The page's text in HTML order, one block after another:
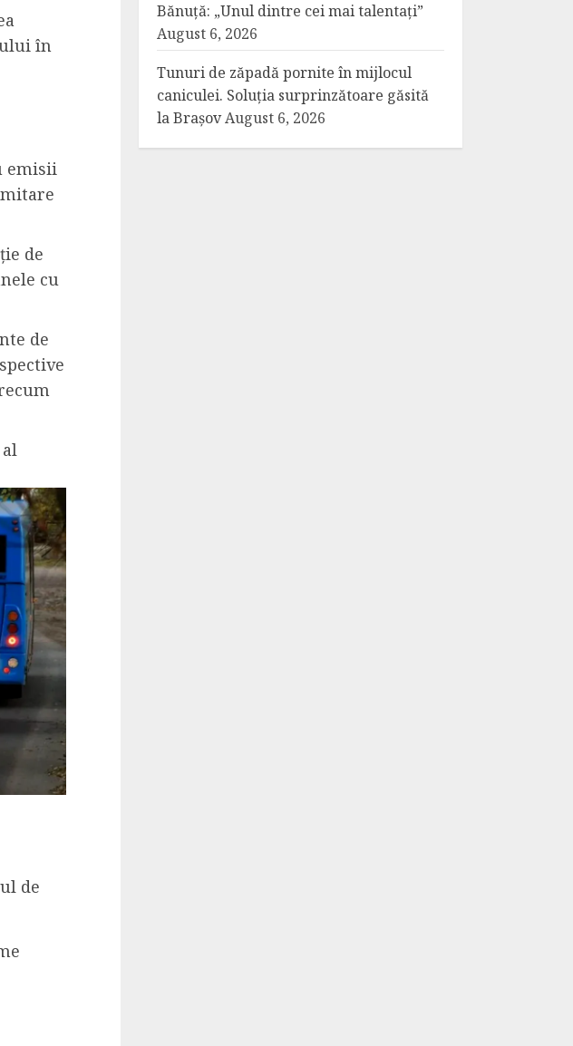
în
emisii
de
cu
de
de
Bănuță: „Unul dintre cei mai talentați”
August 6, 2026
Tunuri de zăpadă pornite în mijlocul
caniculei. Soluția surprinzătoare găsită
la BrașovAugust 6, 2026